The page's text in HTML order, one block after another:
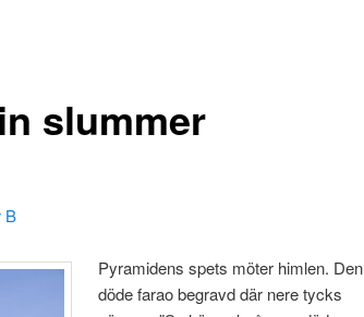
slummer
B
Pyramidens spets möter himlen. Den
döde farao begravd där nere tycks